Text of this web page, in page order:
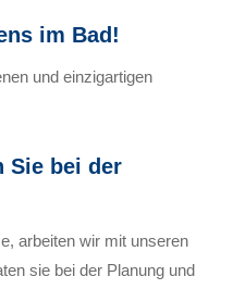
im Bad!
und einzigartigen
Sie bei der
arbeiten wir mit unseren
sie bei der Planung und